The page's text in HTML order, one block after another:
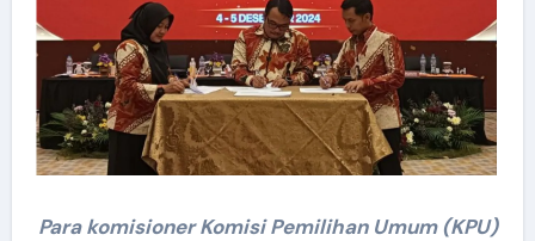
Para komisioner Komisi Pemilihan Umum (KPU)